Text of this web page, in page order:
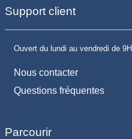
Support client
Ouvert du lundi au vendredi de
Nous contacter
Questions fréquentes
Parcourir